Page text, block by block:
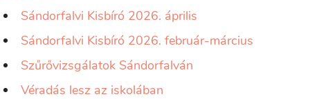
Sándorfalvi Kisbíró 2026. április
Sándorfalvi Kisbíró 2026. február-március
Szűrővizsgálatok Sándorfalván
Véradás lesz az iskolában